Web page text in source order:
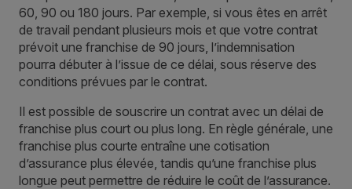
60, 90 ou 180 jours. Par exemple, si vous êtes en arrêt
de travail pendant plusieurs mois et que votre contrat
prévoit une franchise de 90 jours, l’indemnisation
pourra débuter à l’issue de ce délai, sous réserve des
conditions prévues par le contrat.
Il est possible de souscrire un contrat avec un délai de
franchise plus court ou plus long. En règle générale, une
franchise plus courte entraîne une cotisation
d’assurance plus élevée, tandis qu’une franchise plus
longue peut permettre de réduire le coût de l’assurance.